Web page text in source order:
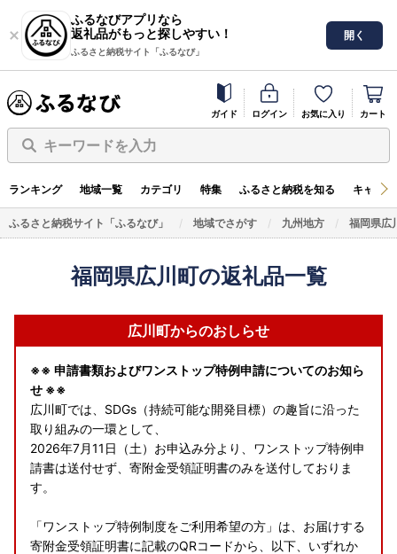
ふるなびアプリなら
返礼品がもっと探しやすい！
ふるさと納税サイト「ふるなび」
開く
ガイド ログイン お気に入り カート
キーワードを入力
ランキング 地域一覧 カテゴリ 特集 ふるさと納税を知る キャン
ふるさと納税サイト「ふるなび」 地域でさがす 九州地方 福岡県広
福岡県広川町の返礼品一覧
広川町からのおしらせ
※※ 申請書類およびワンストップ特例申請についてのお知ら
せ ※※
広川町では、SDGs（持続可能な開発目標）の趣旨に沿った
取り組みの一環として、
2026年7月11日（土）お申込み分より、ワンストップ特例申
請書は送付せず、寄附金受領証明書のみを送付しておりま
す。
「ワンストップ特例制度をご利用希望の方」は、お届けする
寄附金受領証明書に記載のQRコードから、以下、いずれか